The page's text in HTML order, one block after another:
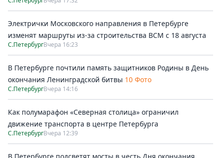
Электрички Московского направления в Петербурге
изменят маршруты из-за строительства ВСМ с 18 августа
С.ПетербургВчера 16:23
В Петербурге почтили память защитников Родины в День
окончания Ленинградской битвы 10 Фото
С.ПетербургВчера 14:16
Как полумарафон «Северная столица» ограничил
движение транспорта в центре Петербурга
С.ПетербургВчера 12:39